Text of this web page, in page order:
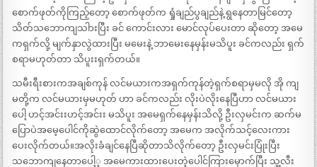
စောက်ဖုတ်ကိုကြည့်တော့ စောက်ဖုတ်က ရှုံချည်ပွချည်နဲ့ ရွနေတာမြင်တော့
သိတ်သဘောကျသါားပြီး ခင် ကောင်းလား မောင်လုပ်ပေးတာ ဆိုတော့ အမေ
ကရှက်လို့ မျက်နှာလွဲထားပြီး မမေးနဲ့ ဘာမေးနေမှန်းမသိပူး ခင်ကလည်း ရှက်
စရာမဟုတ်တာ သိပူးးရှက်တယ်။
သမီးရီးစားကအချစ်ကုန် လင်မယားကအရှက်ကုန်တဲ့ရှက်စရာမှမလို အို ကျ
မတို့က လင်မယားမှမဟုတ် ဟာ ခင်ကလည်း လိုးပဲလိုးနေပြီဟာ လင်မယား
ပေါ့ ဟင့်အင်းးဟင့်အင်းး မသိပူး အမေရှက်နေမှန်းသိလို့ ဦးလှမင်းက ဆက်မ
ပြောပဲအမေ့ပေါင်ကိုဆွဲထောင်လိုက်တော့ အမေက အလိုက်သင့်လေးကား
ပေးလိုက်တယ်။အလိုးခံချင်နေပြီဆိုတာသိလိုက်တော့ ဦးလှမင်းပြုံးပြီး
သဘောကျနေတာပေါ့့ အမေကားထားပေးတဲ့ပေါင်ကြားမှောက်ပြီး သူ့လီး